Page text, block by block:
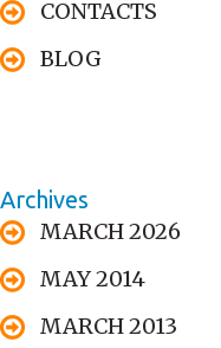
CONTACTS
BLOG
Archives
MARCH 2026
MAY 2014
MARCH 2013